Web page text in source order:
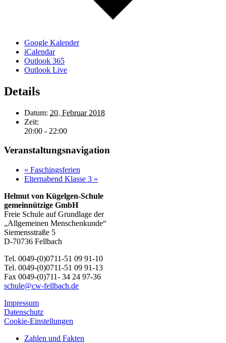
Google Kalender
iCalendar
Outlook 365
Outlook Live
Details
Datum: 20. Februar 2018
Zeit:
20:00 - 22:00
Veranstaltungsnavigation
« Faschingsferien
Elternabend Klasse 3 »
Helmut von Kügelgen-Schule
gemeinnützige GmbH
Freie Schule auf Grundlage der
„Allgemeinen Menschenkunde“
Siemensstraße 5
D-70736 Fellbach
Tel. 0049-(0)0711-51 09 91-10
Tel. 0049-(0)0711-51 09 91-13
Fax 0049-(0)711- 34 24 97-36
schule@cw-fellbach.de
Impressum
Datenschutz
Cookie-Einstellungen
Zahlen und Fakten